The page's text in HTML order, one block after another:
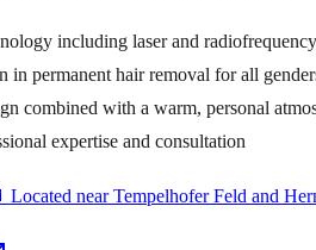
including laser and radiofrequency
in permanent hair removal for all
combined with a warm, personal
expertise and consultation
Located near Tempelhofer Feld and